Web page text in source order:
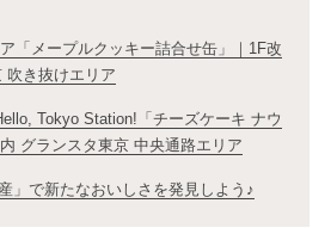
「メープルクッキー詰合せ缶」｜1F改
吹き抜けエリア
Tokyo Station!「チーズケーキ ナウ
グランスタ東京 中央通路エリア
」で新たなおいしさを発見しよう♪